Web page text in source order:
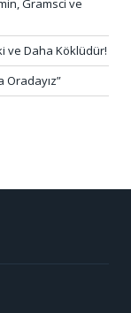
Gramsci ve
ve Daha Köklüdür!
Oradayız”